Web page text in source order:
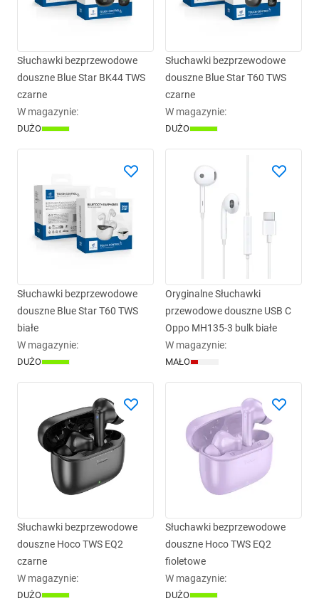
Słuchawki bezprzewodowe
douszne Blue Star BK44 TWS
czarne
W magazynie:
DUŻO
Słuchawki bezprzewodowe
douszne Blue Star T60 TWS
czarne
W magazynie:
DUŻO
Słuchawki bezprzewodowe
douszne Blue Star T60 TWS
białe
W magazynie:
DUŻO
Oryginalne Słuchawki
przewodowe douszne USB C
Oppo MH135-3 bulk białe
W magazynie:
MAŁO
Słuchawki bezprzewodowe
douszne Hoco TWS EQ2
czarne
W magazynie:
DUŻO
Słuchawki bezprzewodowe
douszne Hoco TWS EQ2
fioletowe
W magazynie:
DUŻO